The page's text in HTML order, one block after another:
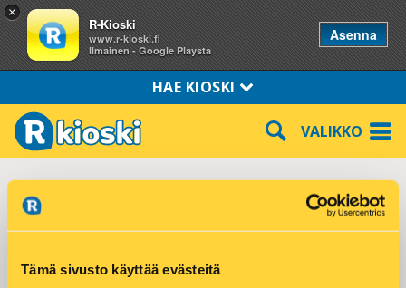
Tämä sivusto käyttää evästeitä
×
R-Kioski
www.r-kioski.fi
Ilmainen - Google Playsta
Asenna
HAE KIOSKI
VALIKKO
Pori Väinölä Päkintie 2
28330 PORI